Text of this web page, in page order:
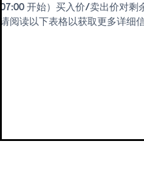
07:00 开始）买入价/卖出价对剩
请阅读以下表格以获取更多详细